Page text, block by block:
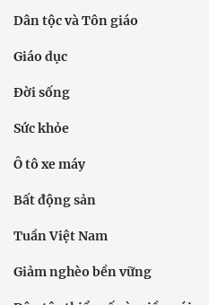
Dân tộc và Tôn giáo
Giáo dục
Đời sống
Sức khỏe
Ô tô xe máy
Bất động sản
Tuần Việt Nam
Giảm nghèo bền vững